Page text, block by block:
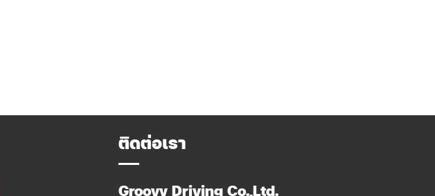
ติดต่อเรา
Groovy Driving Co.,Ltd.